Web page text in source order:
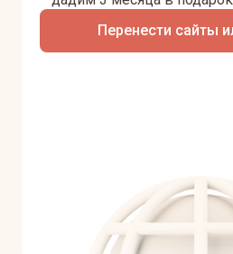
Перенести сайты